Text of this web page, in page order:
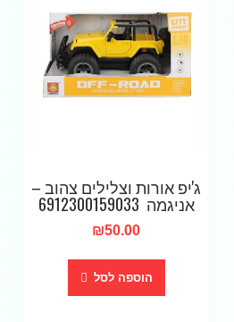
ג'יפ אורות וצלילים צהוב –
אניגמה 6912300159033
₪50.00
הוספה לסל